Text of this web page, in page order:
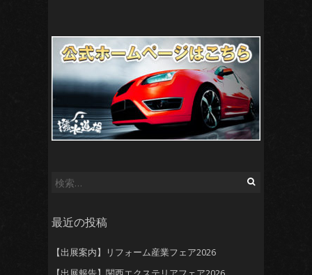
検
最近の投稿
【出展案内】リフォーム産業フェア2026